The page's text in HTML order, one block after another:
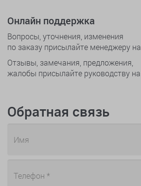
Онлайн поддержка
Вопросы, уточнения, изменения
по заказу присылайте менеджеру на
Отзывы, замечания, предложения,
жалобы присылайте руководству на
Обратная связь